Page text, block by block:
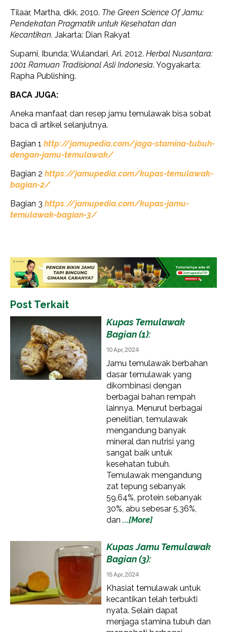
Tilaar, Martha, dkk. 2010. The Green Science Of Jamu:
Pendekatan Pragmatik untuk Kesehatan dan
Kecantikan. Jakarta: Dian Rakyat
Suparni, Ibunda; Wulandari, Ari. 2012. Herbal Nusantara:
1001 Ramuan Tradisional Asli Indonesia. Yogyakarta:
Rapha Publishing.
BACA JUGA:
Aneka manfaat dan resep jamu temulawak bisa sobat
baca di artikel selanjutnya.
Bagian 1 http://jamupedia.com/jaga-stamina-tubuh-
dengan-jamu-temulawak/
Bagian 2 https://jamupedia.com/kupas-temulawak-
bagian-2/
Bagian 3 https://jamupedia.com/kupas-jamu-
temulawak-bagian-3/
Post Terkait
Kupas Temulawak
Bagian (1):
10 Apr, 2024
Jamu temulawak berbahan
dasar temulawak yang
dikombinasi dengan
berbagai bahan rempah
lainnya. Menurut berbagai
penelitian, temulawak
mengandung banyak
mineral dan nutrisi yang
sangat baik untuk
kesehatan tubuh.
Temulawak mengandung
zat tepung sebanyak
59,64%, protein sebanyak
30%, abu sebesar 5,36%,
dan ...[More]
Kupas Jamu Temulawak
Bagian (3):
15 Apr, 2024
Khasiat temulawak untuk
kecantikan telah terbukti
nyata. Selain dapat
menjaga stamina tubuh dan